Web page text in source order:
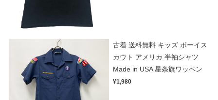
古着 送料無料 キッズ ボーイス
カウト アメリカ 半袖シャツ
Made in USA 星条旗ワッペン
¥1,980